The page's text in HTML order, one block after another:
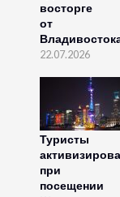
восторге
от
22.07.2026
Туристы
при
посещении